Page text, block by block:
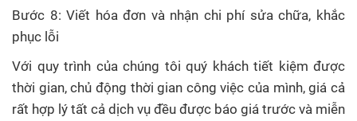
Bước 8: Viết hóa đơn và nhận chi phí sửa chữa, khắc
phục lỗi
Với quy trình của chúng tôi quý khách tiết kiệm được
thời gian, chủ động thời gian công việc của mình, giá cả
rất hợp lý tất cả dịch vụ đều được báo giá trước và miễn